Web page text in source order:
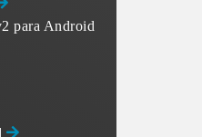
para Android